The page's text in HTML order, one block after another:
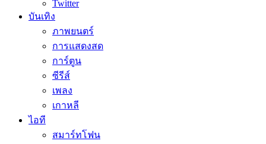
Twitter
บันเทิง
ภาพยนตร์
การแสดงสด
การ์ตูน
ซีรีส์
เพลง
เกาหลี
ไอที
สมาร์ทโฟน